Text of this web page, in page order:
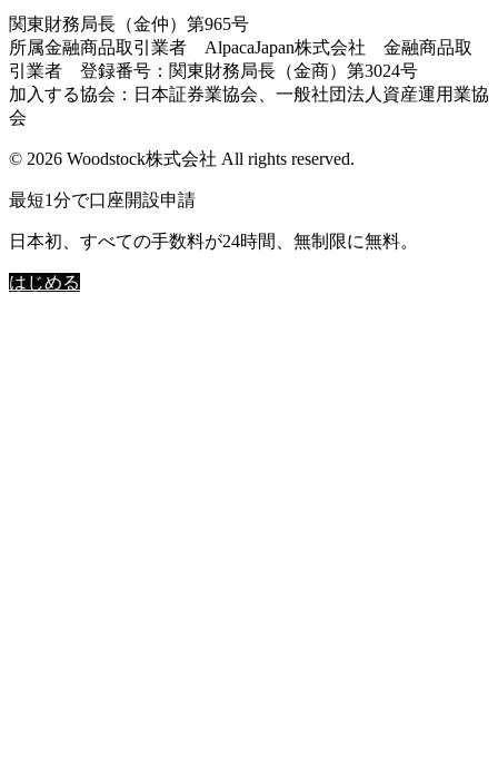
関東財務局長（金仲）第965号
所属金融商品取引業者 AlpacaJapan株式会社 金融商品取
引業者 登録番号：関東財務局長（金商）第3024号
加入する協会：日本証券業協会、一般社団法人資産運用業協
会
© 2026 Woodstock株式会社 All rights reserved.
最短1分で口座開設申請
日本初、すべての手数料が24時間、無制限に無料。
はじめる